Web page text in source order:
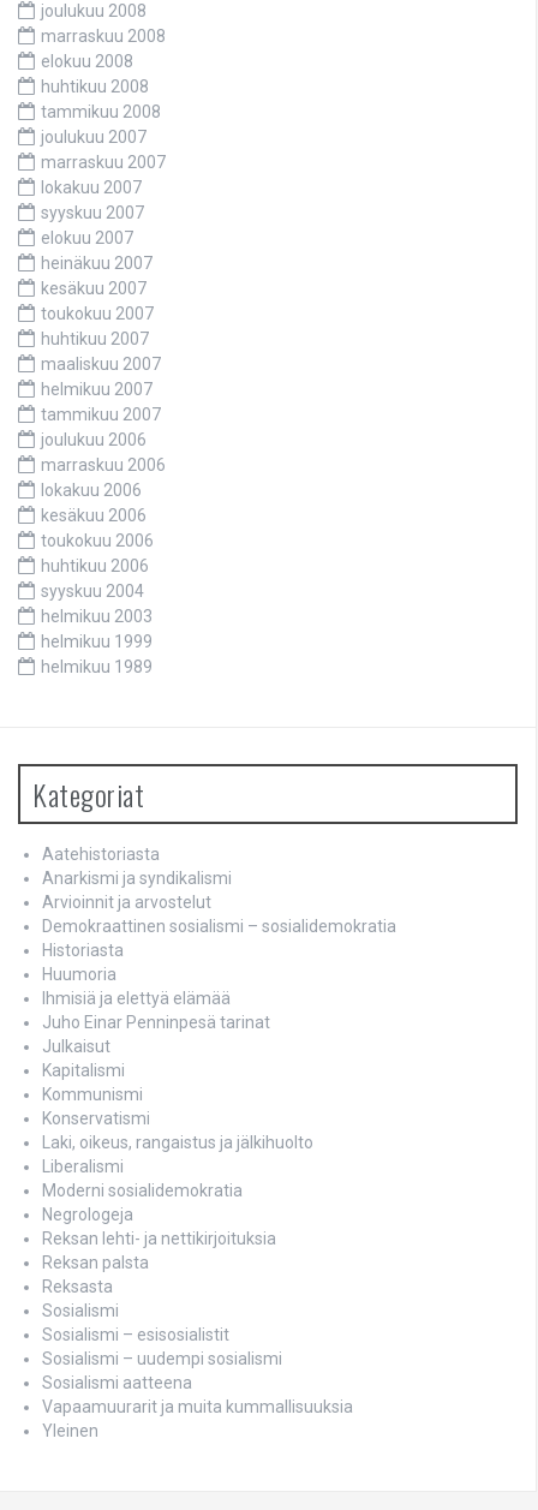
joulukuu 2008
marraskuu 2008
elokuu 2008
huhtikuu 2008
tammikuu 2008
joulukuu 2007
marraskuu 2007
lokakuu 2007
syyskuu 2007
elokuu 2007
heinäkuu 2007
kesäkuu 2007
toukokuu 2007
huhtikuu 2007
maaliskuu 2007
helmikuu 2007
tammikuu 2007
joulukuu 2006
marraskuu 2006
lokakuu 2006
kesäkuu 2006
toukokuu 2006
huhtikuu 2006
syyskuu 2004
helmikuu 2003
helmikuu 1999
helmikuu 1989
Kategoriat
Aatehistoriasta
Anarkismi ja syndikalismi
Arvioinnit ja arvostelut
Demokraattinen sosialismi – sosialidemokratia
Historiasta
Huumoria
Ihmisiä ja elettyä elämää
Juho Einar Penninpesä tarinat
Julkaisut
Kapitalismi
Kommunismi
Konservatismi
Laki, oikeus, rangaistus ja jälkihuolto
Liberalismi
Moderni sosialidemokratia
Negrologeja
Reksan lehti- ja nettikirjoituksia
Reksan palsta
Reksasta
Sosialismi
Sosialismi – esisosialistit
Sosialismi – uudempi sosialismi
Sosialismi aatteena
Vapaamuurarit ja muita kummallisuuksia
Yleinen